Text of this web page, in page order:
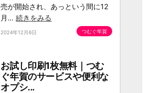
売が開始され、あっという間に12
月…続きをみる
2024年12月6日 つむぐ年賀
お試し印刷1枚無料｜つむ
ぐ年賀のサービスや便利な
オプシ...